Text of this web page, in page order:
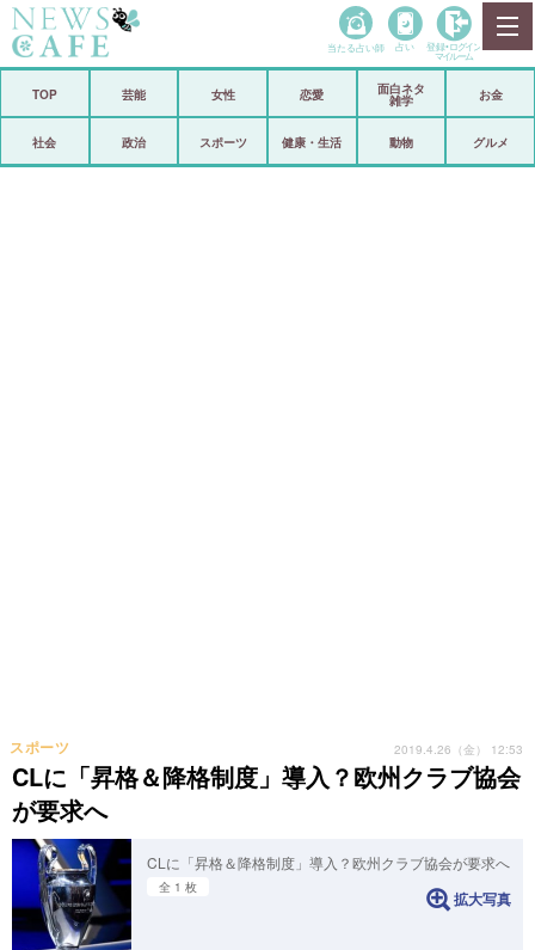
政治
当たる占い師 占い 登録• ログイン
マイルーム
TOP 芸能 女性 恋愛
面白ネタ
雑学
お金
社会 政治 スポーツ 健康・生活 動物 グルメ
CLに「昇格＆降格制度」導入？欧州クラブ協会
が要求へ
スポーツ 2019.4.26（金） 12:53
CLに「昇格＆降格制度」導入？欧州クラブ協会が要求へ
全 1 枚
拡大写真